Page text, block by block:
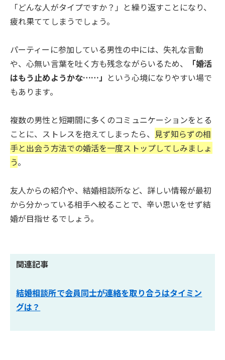
「どんな人がタイプですか？」と繰り返すことになり、
疲れ果ててしまうでしょう。
パーティーに参加している男性の中には、失礼な言動
や、心無い言葉を吐く方も残念ながらいるため、
「婚活
はもう止めようかな……」 という心境になりやすい場で
もあります。
複数の男性と短期間に多くのコミュニケーションをとる
ことに、ストレスを抱えてしまったら、 見ず知らずの相
手と出会う方法での婚活を一度ストップしてしみましょ
う。
友人からの紹介や、結婚相談所など、詳しい情報が最初
から分かっている相手へ絞ることで、辛い思いをせず結
婚が目指せるでしょう。
関連記事
結婚相談所で会員同士が連絡を取り合うはタイミン
グは？